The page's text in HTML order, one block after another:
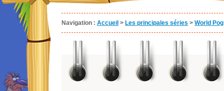
Navigation : Accueil > Les principales séries > World